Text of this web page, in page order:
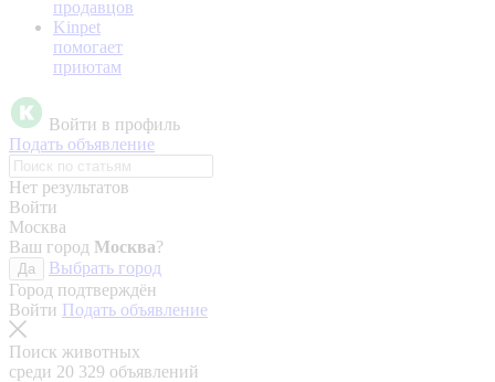
продавцов
Kinpet
помогает
приютам
Войти в профиль
Подать объявление
Нет результатов
Войти
Москва
Ваш город Москва?
Да
Выбрать город
Город подтверждён
Войти Подать объявление
Поиск животных
среди 20 329 объявлений